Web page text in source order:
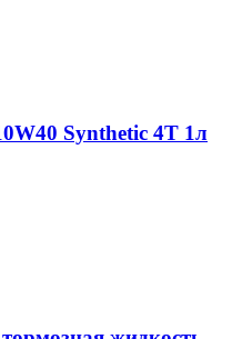
Synthetic 4T 1л